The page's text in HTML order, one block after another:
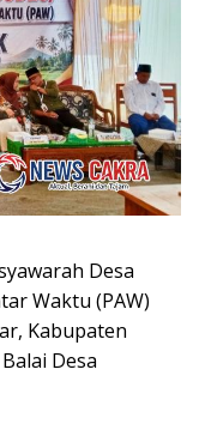
Desa
Waktu (PAW)
Kabupaten
Desa